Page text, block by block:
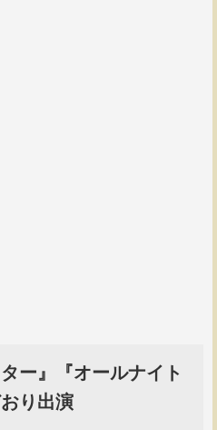
ー』『オールナイト
り出演